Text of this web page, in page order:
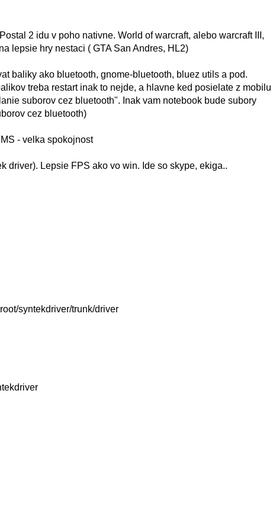
2 idu v poho nativne. World of warcraft, alebo warcraft III,
lepsie hry nestaci ( GTA San Andres, HL2)
baliky ako bluetooth, gnome-bluetooth, bluez utils a pod.
treba restart inak to nejde, a hlavne ked posielate z mobilu
suborov cez bluetooth". Inak vam notebook bude subory
cez bluetooth)
- velka spokojnost
driver). Lepsie FPS ako vo win. Ide so skype, ekiga..
syntekdriver/trunk/driver